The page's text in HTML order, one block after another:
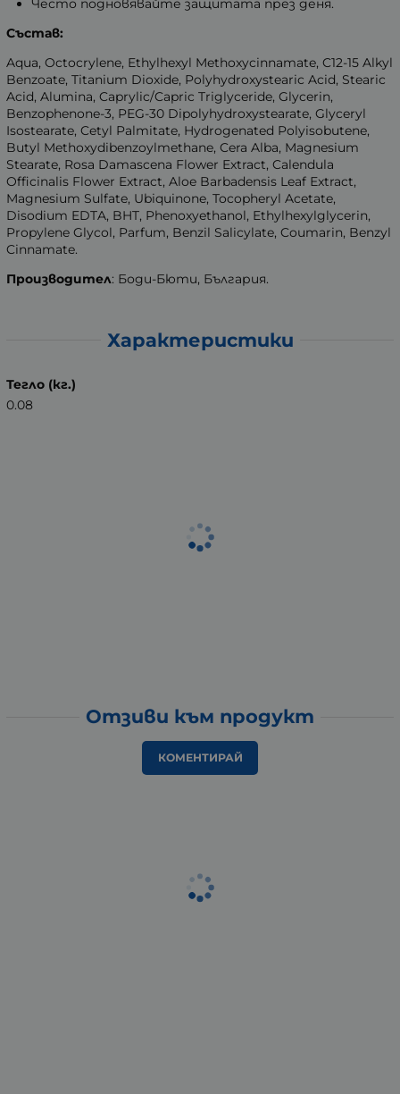
Често подновявайте защитата през деня.
Състав:
Aqua, Octocrylene, Ethylhexyl Methoxycinnamate, C12-15 Alkyl
Benzoate, Titanium Dioxide, Polyhydroxystearic Acid, Stearic
Acid, Alumina, Caprylic/Capric Triglyceride, Glycerin,
Benzophenone-3, PEG-30 Dipolyhydroxystearate, Glyceryl
Isostearate, Cetyl Palmitate, Hydrogenated Polyisobutene,
Butyl Methoxydibenzoylmethane, Cera Alba, Magnesium
Stearate, Rosa Damascena Flower Extract, Calendula
Officinalis Flower Extract, Aloe Barbadensis Leaf Еxtract,
Magnesium Sulfate, Ubiquinone, Tocopheryl Acetate,
Disodium EDTA, BHT, Phenoxyethanol, Ethylhexylglycerin,
Propylene Glycol, Parfum, Benzil Salicylate, Coumarin, Benzyl
Cinnamate.
Производител: Боди-Бюти, България.
Характеристики
Тегло (кг.)
0.08
Отзиви към продукт
КОМЕНТИРАЙ